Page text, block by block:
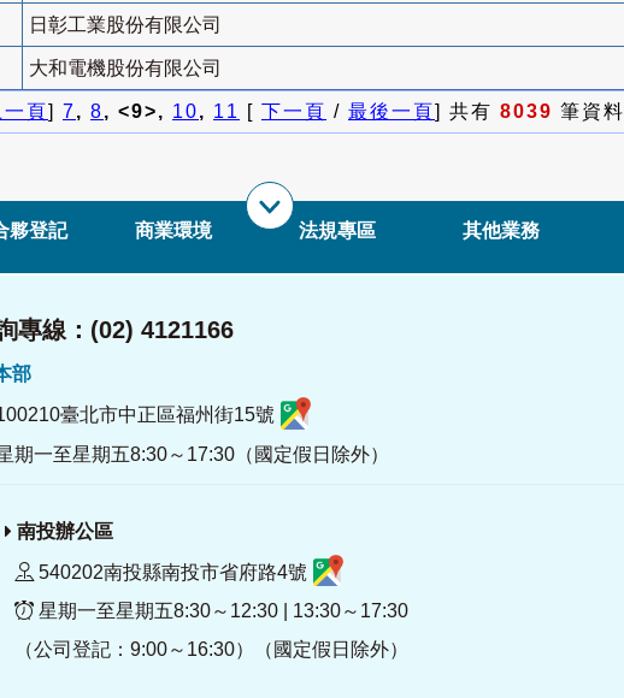
日彰工業股份有限公司
大和電機股份有限公司
一頁] 7, 8, <9>, 10, 11 [ 下一頁 / 最後一頁] 共有 8039 筆資料
夥登記 商業環境 法規專區 其他業務
專線：(02) 4121166
部
臺北市中正區福州街15號
期一至星期五8:30～17:30（國定假日除外）
南投辦公區
540202南投縣南投市省府路4號
星期一至星期五8:30～12:30 | 13:30～17:30
（公司登記：9:00～16:30）（國定假日除外）